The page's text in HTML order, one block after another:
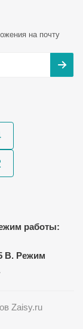
на почту
работы:
В. Режим
Zaisy.ru